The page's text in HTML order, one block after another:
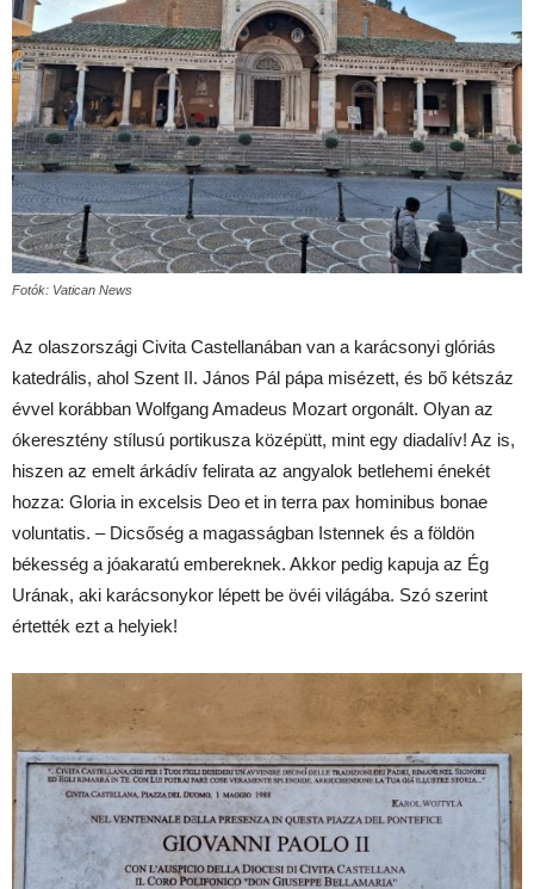
Fotók: Vatican News
Az olaszországi Civita Castellanában van a karácsonyi glóriás
katedrális, ahol Szent II. János Pál pápa misézett, és bő kétszáz
évvel korábban Wolfgang Amadeus Mozart orgonált. Olyan az
ókeresztény stílusú portikusza középütt, mint egy diadalív! Az is,
hiszen az emelt árkádív felirata az angyalok betlehemi énekét
hozza: Gloria in excelsis Deo et in terra pax hominibus bonae
voluntatis. – Dicsőség a magasságban Istennek és a földön
békesség a jóakaratú embereknek. Akkor pedig kapuja az Ég
Urának, aki karácsonykor lépett be övéi világába. Szó szerint
értették ezt a helyiek!